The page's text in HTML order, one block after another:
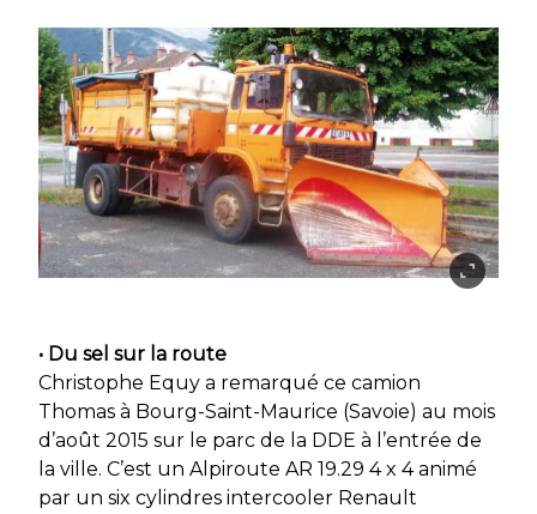
• Du sel sur la route
Christophe Equy a remarqué ce camion
Thomas à Bourg-Saint-Maurice (Savoie) au mois
d’août 2015 sur le parc de la DDE à l’entrée de
la ville. C’est un Alpiroute AR 19.29 4 x 4 animé
par un six cylindres intercooler Renault